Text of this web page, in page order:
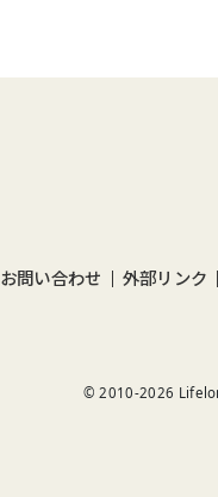
お問い合わせ 外部リンク
© 2010-2026